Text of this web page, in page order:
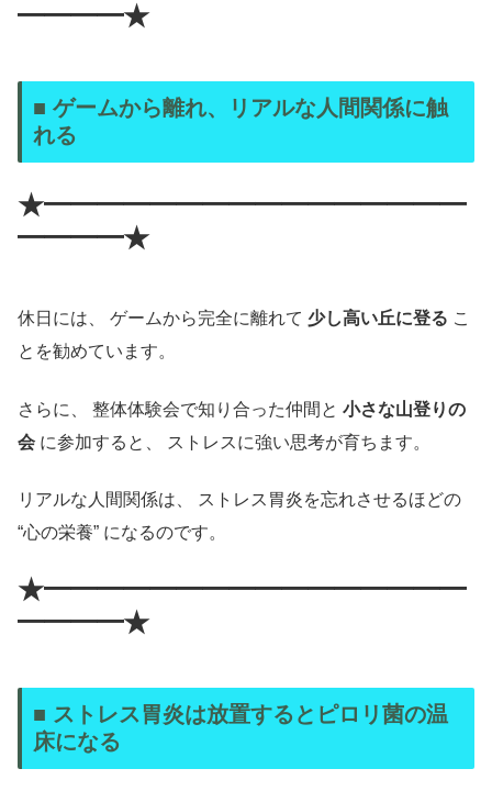
━━━━★
■ ゲームから離れ、リアルな人間関係に触
れる
★━━━━━━━━━━━━━━━━
━━━━★
休日には、 ゲームから完全に離れて 少し高い丘に登る こ
とを勧めています。
さらに、 整体体験会で知り合った仲間と 小さな山登りの
会 に参加すると、 ストレスに強い思考が育ちます。
リアルな人間関係は、 ストレス胃炎を忘れさせるほどの
“心の栄養” になるのです。
★━━━━━━━━━━━━━━━━
━━━━★
■ ストレス胃炎は放置するとピロリ菌の温
床になる